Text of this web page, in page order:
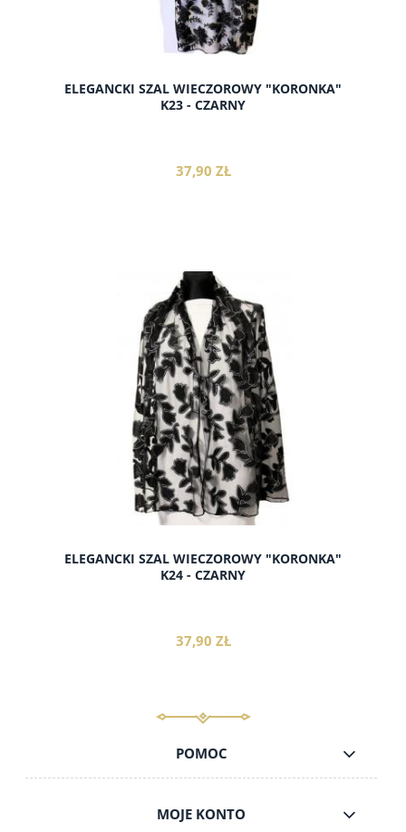
ELEGANCKI SZAL WIECZOROWY "KORONKA"
K23 - CZARNY
37,90 ZŁ
do koszyka
ELEGANCKI SZAL WIECZOROWY "KORONKA"
K24 - CZARNY
37,90 ZŁ
do koszyka
POMOC
MOJE KONTO